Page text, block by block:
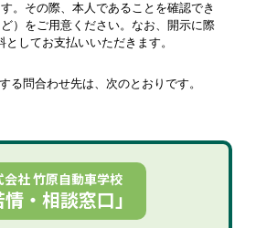
。その際、本人であることを確認でき
）をご用意ください。なお、開示に際
してお支払いいただきます。
る問合わせ先は、次のとおりです。
会社 竹原自動車学校
情・相談窓口」